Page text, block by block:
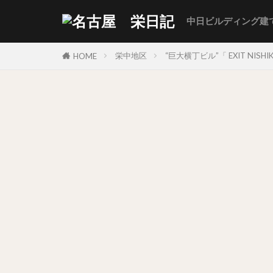
中日ビルディング建
HOME 栄中地区 “巨大横丁ビル”「 EXIT